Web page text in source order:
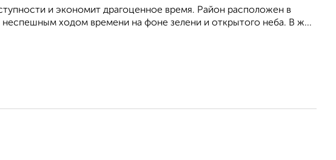
и экономит драгоценное время. Район расположен в
неспешным ходом времени на фоне зелени и открытого неба. В ж...